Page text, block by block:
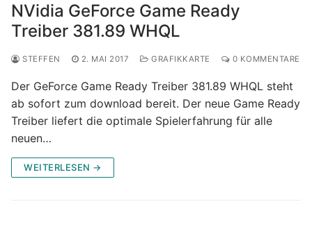
NVidia GeForce Game Ready
Treiber 381.89 WHQL
STEFFEN 2. MAI 2017 GRAFIKKARTE 0 KOMMENTARE
Der GeForce Game Ready Treiber 381.89 WHQL steht
ab sofort zum download bereit. Der neue Game Ready
Treiber liefert die optimale Spielerfahrung für alle
neuen…
WEITERLESEN →